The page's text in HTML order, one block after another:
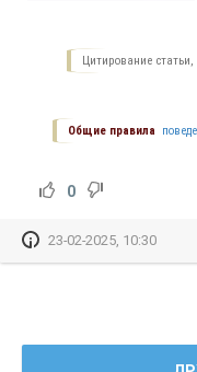
Цитирование
Общие правила
0
23-02-2025, 10:30